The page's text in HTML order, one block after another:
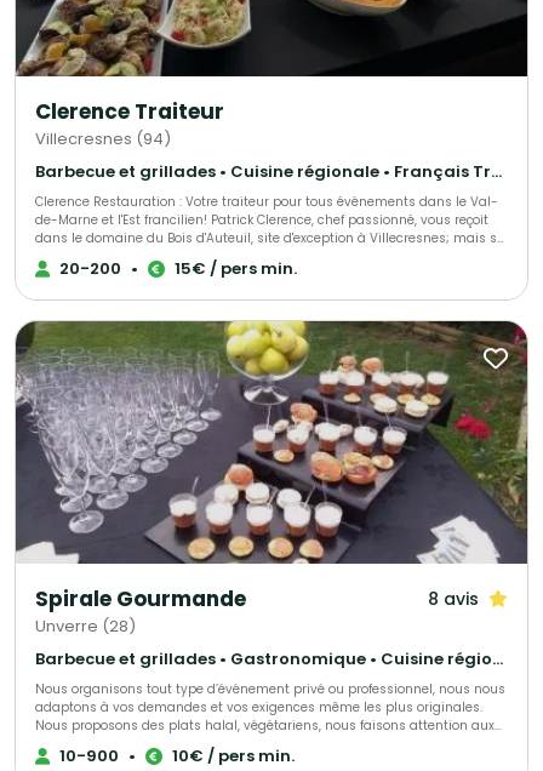
Clerence Traiteur
Villecresnes (94)
Barbecue et grillades • Cuisine régionale • Français Traditionnel
Clerence Restauration : Votre traiteur pour tous évènements dans le Val-
de-Marne et l'Est francilien! Patrick Clerence, chef passionné, vous reçoit
dans le domaine du Bois d'Auteuil, site d'exception à Villecresnes; mais se
déplace aussi sur le lieu de votre choix. Le Bois d'Auteuil est repris en main
par Clerence Restauration depuis Juillet 2007.
20-200 • 15€ / pers min.
Spirale Gourmande 8 avis
Unverre (28)
Barbecue et grillades • Gastronomique • Cuisine régionale
Nous organisons tout type d’événement privé ou professionnel, nous nous
adaptons à vos demandes et vos exigences même les plus originales.
Nous proposons des plats halal, végétariens, nous faisons attention aux
personnes qui ont des allergies. Nous travaillons nos produits par nos
soins, tout est fait maison dans la créativité et l’inventivité. Tout est
10-900 • 10€ / pers min.